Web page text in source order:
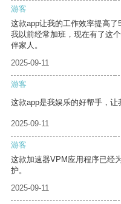
游客
这款app让我的工作效率提高了
我以前经常加班，现在有了这
伴家人。
2025-09-11
游客
这款app是我娱乐的好帮手，让
2025-09-11
游客
这款加速器VPM应用程序已经
护。
2025-09-11